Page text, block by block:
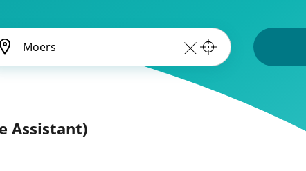
Assistant)